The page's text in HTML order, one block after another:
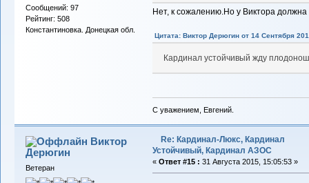
Сообщений: 97
Рейтинг: 508
Константиновка. Донецкая обл.
Нет, к сожалению.Но у Виктора
Цитата: Виктор Дерюгин от 14 Сентября
Кардинал устойчивый жду
С уважением, Евгений.
Виктор
Дерюгин
Ветеран
Re: Кардинал-Люкс, Кардинал
Устойчивый, Кардинал АЗОС
« Ответ #15 : 31 Августа 2015, 15:05:53 »